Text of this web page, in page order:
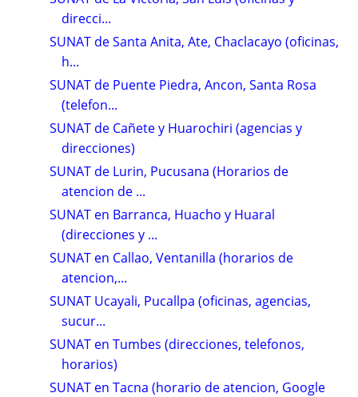
direcci...
SUNAT de Santa Anita, Ate, Chaclacayo (oficinas,
h...
SUNAT de Puente Piedra, Ancon, Santa Rosa
(telefon...
SUNAT de Cañete y Huarochiri (agencias y
direcciones)
SUNAT de Lurin, Pucusana (Horarios de
atencion de ...
SUNAT en Barranca, Huacho y Huaral
(direcciones y ...
SUNAT en Callao, Ventanilla (horarios de
atencion,...
SUNAT Ucayali, Pucallpa (oficinas, agencias,
sucur...
SUNAT en Tumbes (direcciones, telefonos,
horarios)
SUNAT en Tacna (horario de atencion, Google